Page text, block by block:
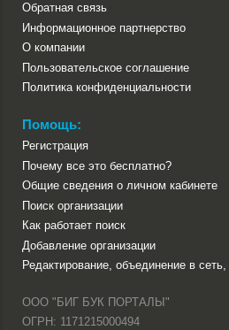
Обратная связь
Информационное партнерство
О компании
Пользовательское соглашение
Политика конфиденциальности
Помощь:
Регистрация
Почему все это бесплатно?
Общие сведения о личном кабинете
Поиск организации
Как работает поиск
Добавление организации
Редактирование, объединение в
ООО "БИГ БУК ПОРТАЛЫ"
ОГРН: 1171215000494